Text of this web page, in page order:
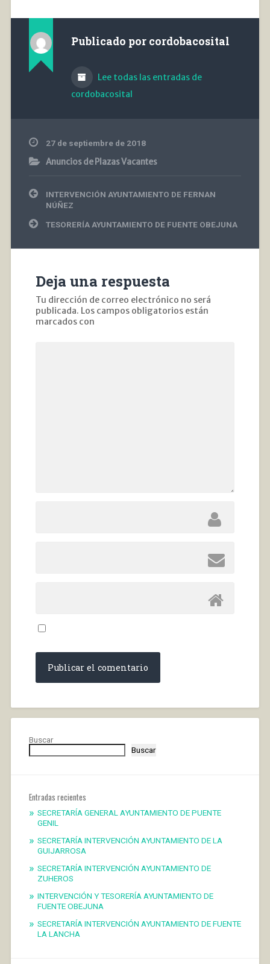
Publicado por cordobacosital
Lee todas las entradas de
cordobacosital
27 de septiembre de 2018
Anuncios de Plazas Vacantes
Navegación
de
entradas
INTERVENCIÓN AYUNTAMIENTO DE FERNAN
NÚÑEZ
TESORERÍA AYUNTAMIENTO DE FUENTE OBEJUNA
Deja una respuesta
Tu dirección de correo electrónico no será
publicada. Los campos obligatorios están
marcados con
Buscar
Buscar
Entradas recientes
SECRETARÍA GENERAL AYUNTAMIENTO DE PUENTE
GENIL
SECRETARÍA INTERVENCIÓN AYUNTAMIENTO DE LA
GUIJARROSA
SECRETARÍA INTERVENCIÓN AYUNTAMIENTO DE
ZUHEROS
INTERVENCIÓN Y TESORERÍA AYUNTAMIENTO DE
FUENTE OBEJUNA
SECRETARÍA INTERVENCIÓN AYUNTAMIENTO DE FUENTE
LA LANCHA